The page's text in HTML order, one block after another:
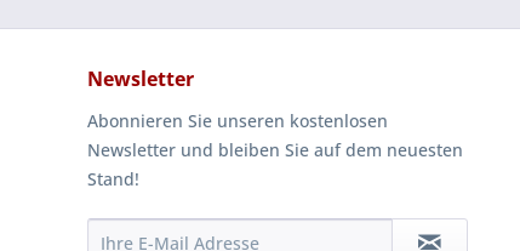
Newsletter
Abonnieren Sie unseren kostenlosen
Newsletter und bleiben Sie auf dem neuesten
Stand!